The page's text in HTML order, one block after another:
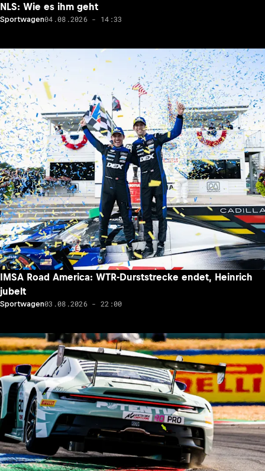
NLS: Wie es ihm geht
Sportwagen04.08.2026 - 14:33
IMSA Road America: WTR-Durststrecke endet, Heinrich
jubelt
Sportwagen03.08.2026 - 22:00